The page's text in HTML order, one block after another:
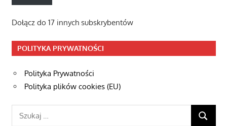
Dołącz do 17 innych subskrybentów
POLITYKA PRYWATNOŚCI
Polityka Prywatności
Polityka plików cookies (EU)
Szukaj:
SZUKAJ